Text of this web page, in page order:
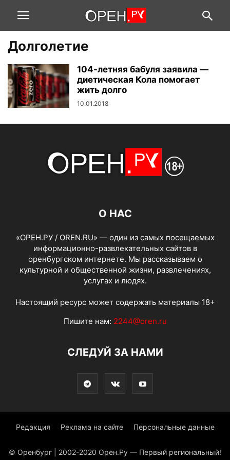
Долголетие
104-летняя бабуля заявила —
диетическая Кола помогает
жить долго
10.01.2018
О НАС
«ОРЕН.РУ / OREN.RU» — один из самых посещаемых
информационно-развлекательных сайтов в
оренбургском интернете. Мы рассказываем о
культурной и общественной жизни, развлечениях,
услугах и людях.
Настоящий ресурс может содержать материалы 18+
Пишите нам: 2244@oren.ru
СЛЕДУЙ ЗА НАМИ
Редакция Реклама на сайте Персональные данные
© Оренбург | 2002-2020 Орен.Ру — Первый региональный!